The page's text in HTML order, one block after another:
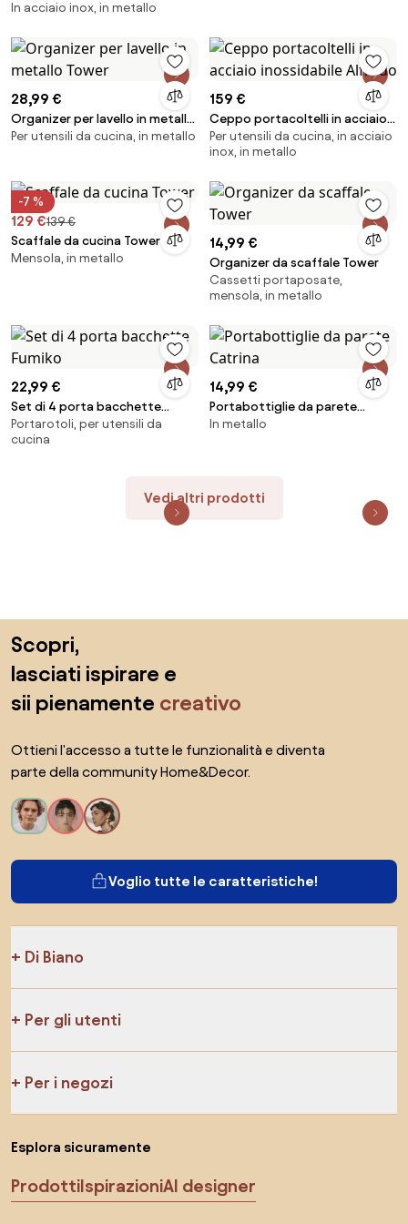
acciaio inox Bernadotte
In acciaio inox, in metallo
28,99 €
Organizer per lavello in metallo
Tower
Per utensili da cucina, in metallo
159 €
Ceppo portacoltelli in acciaio
inossidabile Alfredo
Per utensili da cucina, in acciaio
inox, in metallo
-7 %
129 €139 €
Scaffale da cucina Tower
Mensola, in metallo
14,99 €
Organizer da scaffale Tower
Cassetti portaposate,
mensola, in metallo
22,99 €
Set di 4 porta bacchette
Fumiko
Portarotoli, per utensili da
cucina
14,99 €
Portabottiglie da parete
Catrina
In metallo
Vedi altri prodotti
Scopri,
lasciati ispirare e
sii pienamente creativo
Ottieni l'accesso a tutte le funzionalità e diventa
parte della community Home&Decor.
Voglio tutte le caratteristiche!
Di Biano
Per gli utenti
Per i negozi
Esplora sicuramente
ProdottiIspirazioniAI designer